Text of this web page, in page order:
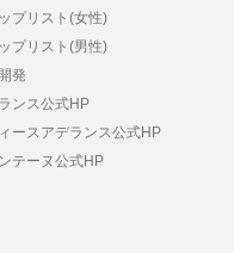
プリスト(女性)
プリスト(男性)
発
ンス公式HP
ースアデランス公式HP
テーヌ公式HP